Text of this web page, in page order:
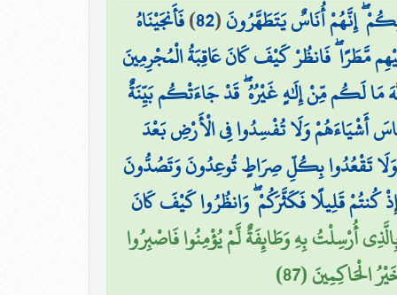
إِنَّهُمْ أُنَاسٌ يَتَطَهَّرُونَ(
82
)فَأَنجَيْنَاهُ
مَّطَرًا ۖ فَانظُرْ كَيْفَ كَانَ عَاقِبَةُ الْمُجْرِمِينَ
مَا لَكُم مِّنْ إِلَٰهٍ غَيْرُهُ ۖ قَدْ جَاءَتْكُم بَيِّنَةٌ
أَشْيَاءَهُمْ وَلَا تُفْسِدُوا فِي الْأَرْضِ بَعْدَ
وَلَا تَقْعُدُوا بِكُلِّ صِرَاطٍ تُوعِدُونَ وَتَصُدُّونَ
كُنتُمْ قَلِيلًا فَكَثَّرَكُمْ ۖ وَانظُرُوا كَيْفَ كَانَ
أُرْسِلْتُ بِهِ وَطَائِفَةٌ لَّمْ يُؤْمِنُوا فَاصْبِرُوا
الْحَاكِمِينَ (87)